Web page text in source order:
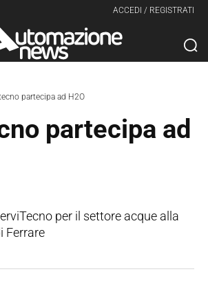
ACCEDI / REGISTRATI
partecipa ad H2O
partecipa ad
per il settore acque alla
Ferrare